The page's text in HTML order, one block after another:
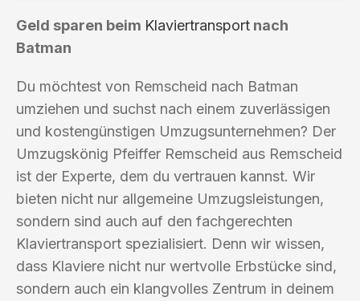
Geld sparen beim Klaviertransport nach
Batman
Du möchtest von Remscheid nach Batman
umziehen und suchst nach einem zuverlässigen
und kostengünstigen Umzugsunternehmen? Der
Umzugskönig Pfeiffer Remscheid aus Remscheid
ist der Experte, dem du vertrauen kannst. Wir
bieten nicht nur allgemeine Umzugsleistungen,
sondern sind auch auf den fachgerechten
Klaviertransport spezialisiert. Denn wir wissen,
dass Klaviere nicht nur wertvolle Erbstücke sind,
sondern auch ein klangvolles Zentrum in deinem